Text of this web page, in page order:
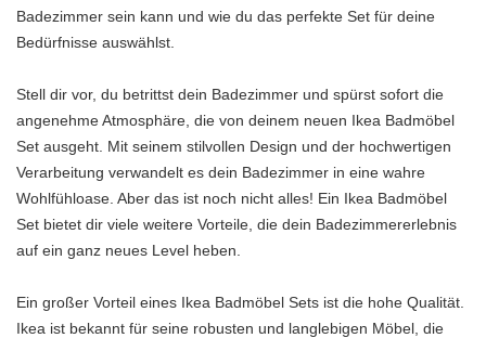
Badezimmer sein kann und wie du das perfekte Set für deine
Bedürfnisse auswählst.
Stell dir vor, du betrittst dein Badezimmer und spürst sofort die
angenehme Atmosphäre, die von deinem neuen Ikea Badmöbel
Set ausgeht. Mit seinem stilvollen Design und der hochwertigen
Verarbeitung verwandelt es dein Badezimmer in eine wahre
Wohlfühloase. Aber das ist noch nicht alles! Ein Ikea Badmöbel
Set bietet dir viele weitere Vorteile, die dein Badezimmererlebnis
auf ein ganz neues Level heben.
Ein großer Vorteil eines Ikea Badmöbel Sets ist die hohe Qualität.
Ikea ist bekannt für seine robusten und langlebigen Möbel, die